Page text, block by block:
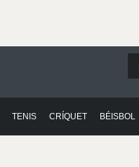
TENIS CRÍQUET BÉISBOL